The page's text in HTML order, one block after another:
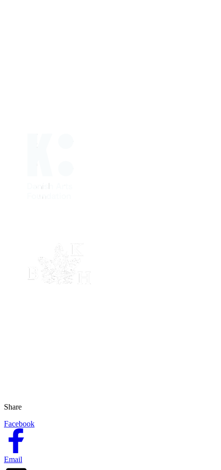
Share
Facebook
Email